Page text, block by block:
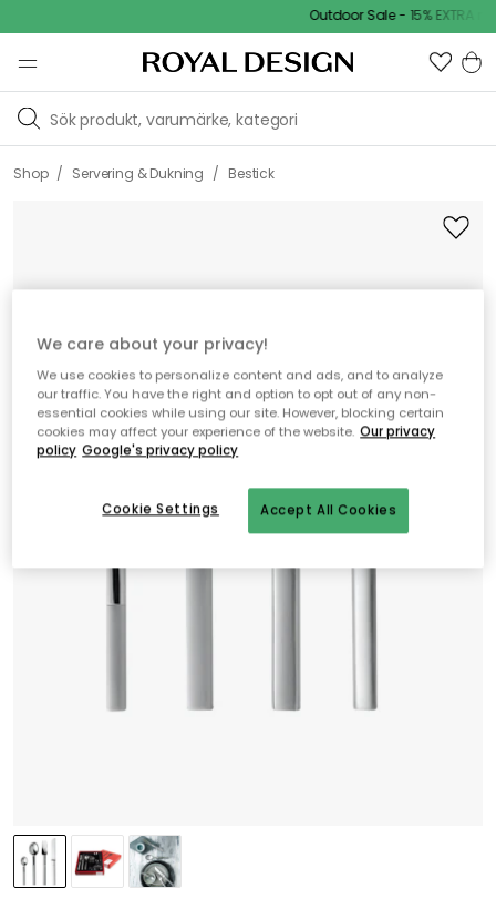
Outdoor Sale - 15% EXTRA
Shop / Servering & Dukning / Bestick
We care about your privacy!
We use cookies to personalize content and ads, and to analyze
our traffic. You have the right and option to opt out of any non-
essential cookies while using our site. However, blocking certain
cookies may affect your experience of the website. Our privacy
policy Google's privacy policy
Accept All Cookies
Cookie Settings